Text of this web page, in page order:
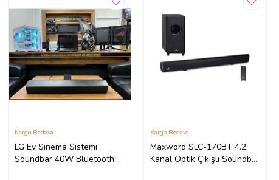
LG Ev Sinema Sistemi
Soundbar 40W Bluetooth
Kargo Bedava
Maxword SLC-170BT 4.2
Kanal Optik Çıkışlı Soundbar
Kargo Bedava